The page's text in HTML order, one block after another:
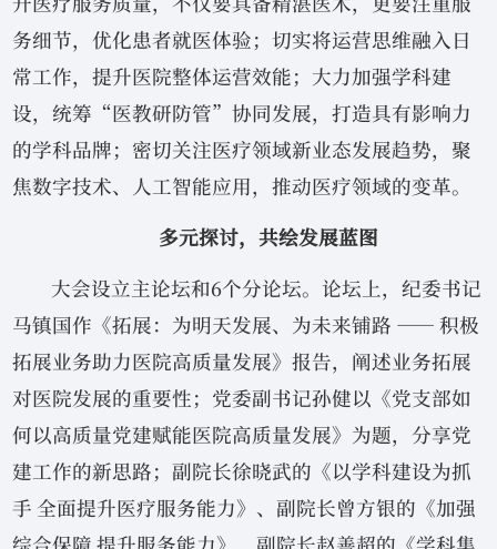
务细节，优化患者就医体验；切实将运营思维融入日
常工作，提升医院整体运营效能；大力加强学科建
设，统筹“医教研防管”协同发展，打造具有影响力
的学科品牌；密切关注医疗领域新业态发展趋势，聚
焦数字技术、人工智能应用，推动医疗领域的变革。
多元探讨，共绘发展蓝图
大会设立主论坛和6个分论坛。论坛上，纪委书记
马镇国作《拓展：为明天发展、为未来铺路 —— 积极
拓展业务助力医院高质量发展》报告，阐述业务拓展
对医院发展的重要性；党委副书记孙健以《党支部如
何以高质量党建赋能医院高质量发展》为题，分享党
建工作的新思路；副院长徐晓武的《以学科建设为抓
手 全面提升医疗服务能力》、副院长曾方银的《加强